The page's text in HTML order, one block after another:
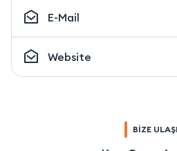
E-Mail
Website
BİZE